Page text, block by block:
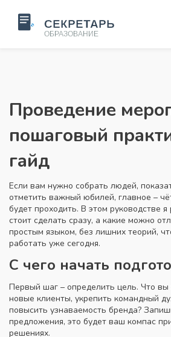
Проведение
пошаговый
гайд
Если вам нужно собрать людей,
отметить важный юбилей, главное –
будет проходить. В этом руководстве
стоит сделать сразу, а какие можно
простым языком, без лишних теорий,
работать уже сегодня.
С чего начать
Первый шаг – определить цель. Что вы
новые клиенты, укрепить командный
повысить узнаваемость бренда?
предложения, это будет ваш компас
решениях.